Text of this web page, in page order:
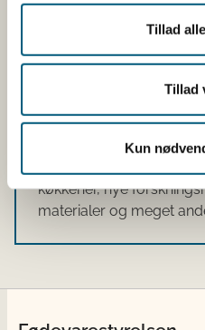
Tillad
Tillad
Kun
Tilmeld dig Alt
Få vores nyhedsbrev
Så kan du holde dig
køkkener, nye
materialer og meget